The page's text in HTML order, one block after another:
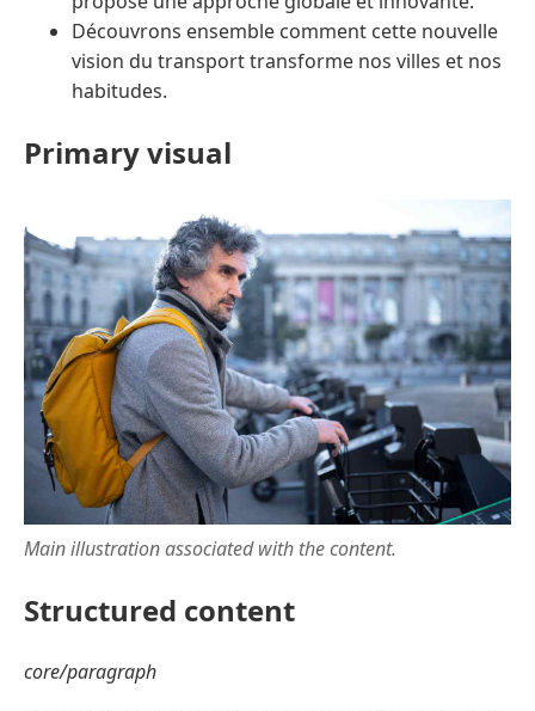
Découvrons ensemble comment cette nouvelle
vision du transport transforme nos villes et nos
habitudes.
Primary visual
Main illustration associated with the content.
Structured content
core/paragraph